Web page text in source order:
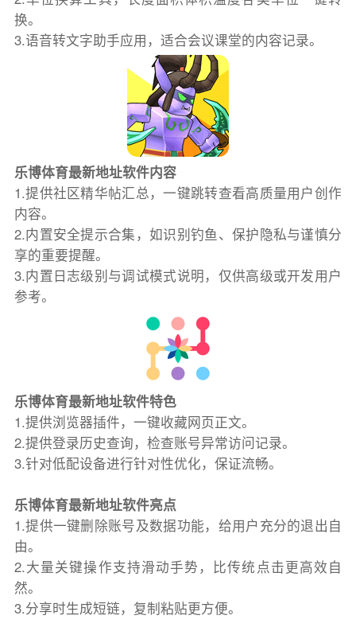
换。
3.语音转文字助手应用，适合会议课堂的内容记录。
乐博体育最新地址软件内容
1.提供社区精华帖汇总，一键跳转查看高质量用户创作
内容。
2.内置安全提示合集，如识别钓鱼、保护隐私与谨慎分
享的重要提醒。
3.内置日志级别与调试模式说明，仅供高级或开发用户
参考。
乐博体育最新地址软件特色
1.提供浏览器插件，一键收藏网页正文。
2.提供登录历史查询，检查账号异常访问记录。
3.针对低配设备进行针对性优化，保证流畅。
乐博体育最新地址软件亮点
1.提供一键删除账号及数据功能，给用户充分的退出自
由。
2.大量关键操作支持滑动手势，比传统点击更高效自
然。
3.分享时生成短链，复制粘贴更方便。